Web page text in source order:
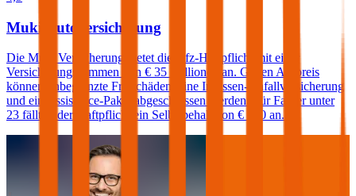
Muki Autoversicherung
Die Muki Versicherung bietet die Kfz-Haftpflicht mit einer
Versicherungssummen von € 35 Millionen an. Gegen Aufpreis
können unbegrenzte Freischäden, eine Insassen-Unfallversicherung
und ein Assistance-Paket abgeschlossen werden. Für Fahrer unter
23 fällt in der Haftpflicht ein Selbstbehalt von € 500 an.